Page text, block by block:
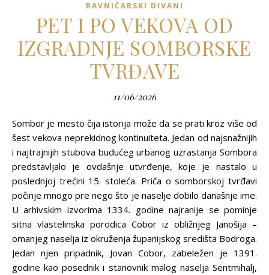
RAVNIČARSKI DIVANI
PET I PO VEKOVA OD
IZGRADNJE SOMBORSKE
TVRĐAVE
11/06/2026
Sombor je mesto čija istorija može da se prati kroz više od
šest vekova neprekidnog kontinuiteta. Jedan od najsnažnijih
i najtrajnijih stubova budućeg urbanog uzrastanja Sombora
predstavljalo je ovdašnje utvrđenje, koje je nastalo u
poslednjoj trećini 15. stoleća. Priča o somborskoj tvrđavi
počinje mnogo pre nego što je naselje dobilo današnje ime.
U arhivskim izvorima 1334. godine najranije se pominje
sitna vlastelinska porodica Cobor iz obližnjeg Janošija –
omanjeg naselja iz okruženja županijskog središta Bodroga.
Jedan njen pripadnik, Jovan Cobor, zabeležen je 1391.
godine kao posednik i stanovnik malog naselja Sentmihalj,